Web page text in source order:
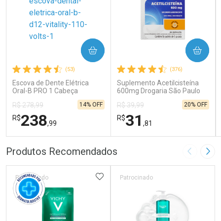
(53)
Escova de Dente Elétrica
Oral-B PRO 1 Cabeça
Redonda Recarregável 1
Unidade
R$ 278,99
R$238,99
14% OFF
COMPRAR
FECHAR
FECHAR
Por Menos
(376)
Suplemento Acetilcisteína
600mg Drogaria São Paulo
R$ 39,99
R$31 ,81
20% OFF
COMPRAR
Por Menos
Produtos Recomendados Imagem
Patrocinado ADICIONAR AOS FAVORITOS
Patrocinado